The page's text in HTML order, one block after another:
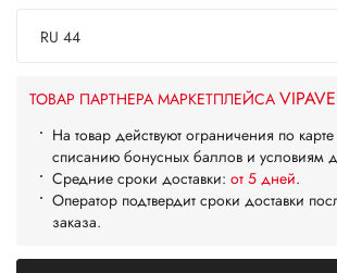
RU 44
ТОВАР ПАРТНЕРА МАРКЕТПЛЕЙСА
На товар действуют ограничения по
списанию бонусных баллов и условиям
Средние сроки доставки: от 5 дней.
Оператор подтвердит сроки доставки
заказа.